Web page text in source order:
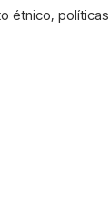
étnico,